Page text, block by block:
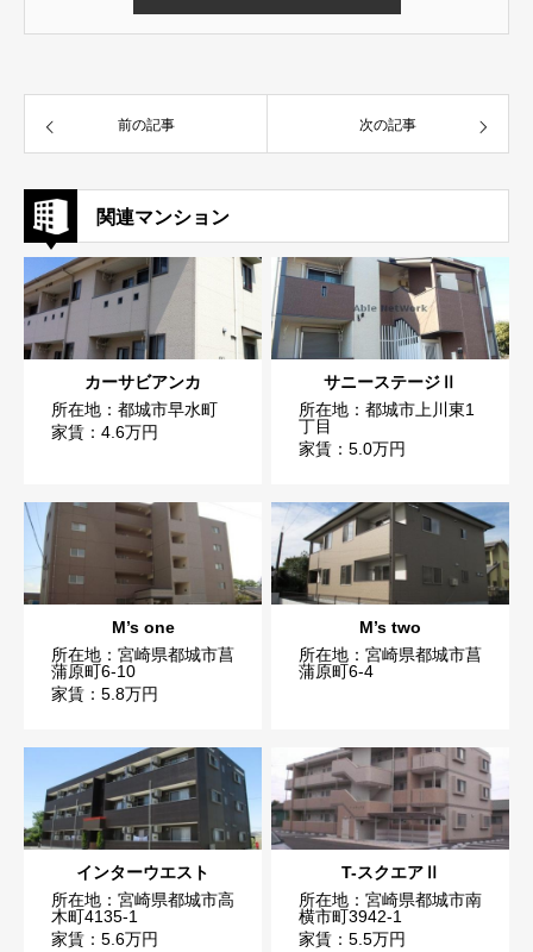
前の記事 次の記事
関連マンション
カーサビアンカ
所在地：都城市早水町
家賃：4.6万円
サニーステージⅡ
所在地：都城市上川東1
丁目
家賃：5.0万円
M’s one
所在地：宮崎県都城市菖
蒲原町6-10
家賃：5.8万円
M’s two
所在地：宮崎県都城市菖
蒲原町6-4
インターウエスト
所在地：宮崎県都城市高
木町4135-1
家賃：5.6万円
T-スクエアⅡ
所在地：宮崎県都城市南
横市町3942-1
家賃：5.5万円